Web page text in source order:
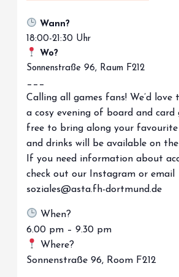
Wann?
18:00-21:30 Uhr
Wo?
Sonnenstraße 96, Raum F212
___
Calling all games fans! We’d
a cosy evening of board and card
free to bring along your favourite
and drinks will be available on
If you need information about
check out our Instagram or email
soziales@asta.fh-dortmund.de
When?
6.00 pm – 9.30 pm
Where?
Sonnenstraße 96, Room F212